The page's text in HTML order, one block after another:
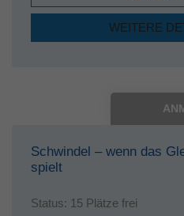
WEITERE
Schwindel – wenn das
spielt
Status: 15 Plätze frei